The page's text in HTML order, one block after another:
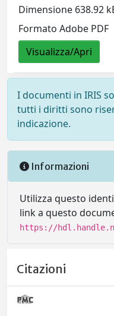
Dimensione 638.92
Formato Adobe PDF
Visualizza/Apri
I documenti in IRIS
tutti i diritti sono
indicazione.
Informazioni
Utilizza questo
link a questo
https://
Citazioni